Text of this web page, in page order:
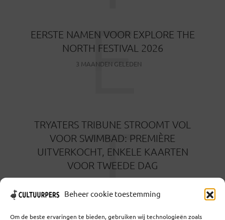
Beheer cookie toestemming
Om de beste ervaringen te bieden, gebruiken wij technologieën zoals
EERSTE NAMEN VOOR EXPLORE THE
NORTH FESTIVAL 2026
3 MAANDEN GELEDEN
E
TRYATERS TRIBUNE STROOMT VOL
VOOR SWIMBAD: PREMIÈRE
UITVERKOCHT, ENKELE KAARTEN
VOOR TWEEDE DAG
T